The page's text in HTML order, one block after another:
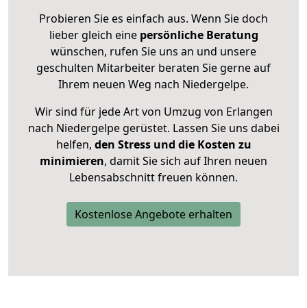
Probieren Sie es einfach aus. Wenn Sie doch
lieber gleich eine persönliche Beratung
wünschen, rufen Sie uns an und unsere
geschulten Mitarbeiter beraten Sie gerne auf
Ihrem neuen Weg nach Niedergelpe.
Wir sind für jede Art von Umzug von Erlangen
nach Niedergelpe gerüstet. Lassen Sie uns dabei
helfen, den Stress und die Kosten zu
minimieren, damit Sie sich auf Ihren neuen
Lebensabschnitt freuen können.
Kostenlose Angebote erhalten